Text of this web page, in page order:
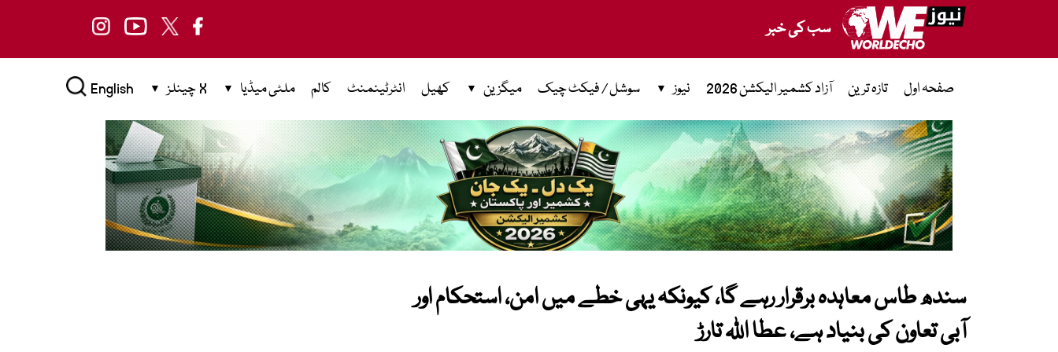
سب کی خبر
صفحہ اول تازہ ترین آزاد کشمیر الیکشن 2026 نیوز سوشل / فیکٹ چیک میگزین کھیل انٹرٹینمنٹ کالم ملٹی میڈیا X چینلز English
سندھ طاس معاہدہ برقرار رہے گا، کیونکہ یہی خطے میں امن، استحکام اور
آبی تعاون کی بنیاد ہے، عطا اللہ تارڑ